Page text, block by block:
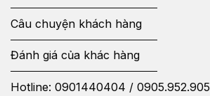
Câu chuyện khách hàng
Đánh giá của khác hàng
Hotline: 0901440404 / 0905.952.905